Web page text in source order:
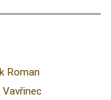
Roman